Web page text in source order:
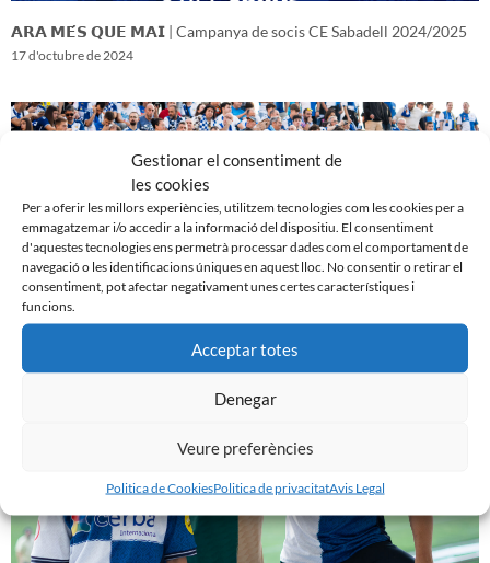
Gestionar el consentiment de
les cookies
Per a oferir les millors experiències, utilitzem tecnologies com les cookies per a
emmagatzemar i/o accedir a la informació del dispositiu. El consentiment
d'aquestes tecnologies ens permetrà processar dades com el comportament de
navegació o les identificacions úniques en aquest lloc. No consentir o retirar el
consentiment, pot afectar negativament unes certes característiques i
funcions.
Acceptar totes
Denegar
Veure preferències
Politica de CookiesPolitica de privacitatAvis Legal
𝗔𝗥𝗔 𝗠𝗘́𝗦 𝗤𝗨𝗘 𝗠𝗔𝗜 | Campanya de socis CE Sabadell 2024/2025
17 d'octubre de 2024
𝑽𝒆𝒏𝒊𝒎 𝒅’𝒖𝒏𝒂 𝒈𝒓𝒂𝒏 𝒃𝒂𝒕𝒂𝒍𝒍𝒂…𝒊 𝒂𝒏𝒆𝒎 𝒂 𝒑𝒆𝒓 𝒍𝒂 𝒔𝒆𝒈𝒖̈𝒆𝒏𝒕